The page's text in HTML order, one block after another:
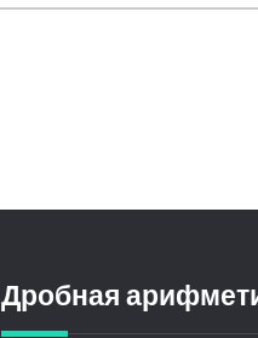
Дробная